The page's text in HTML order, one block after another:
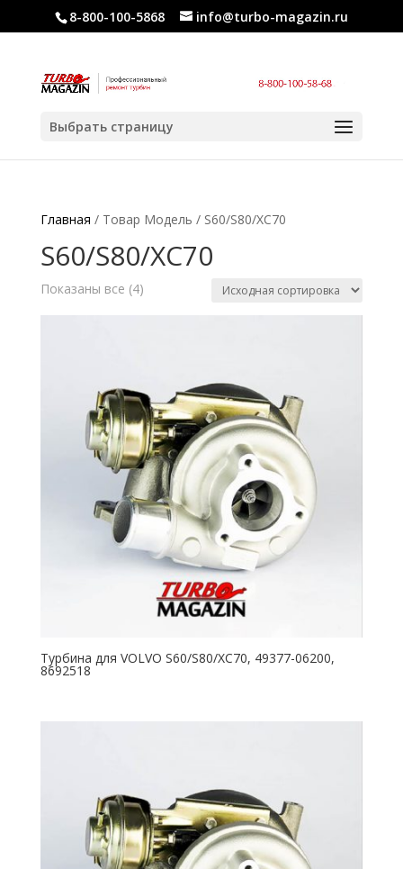
8-800-100-5868 info@turbo-magazin.ru
Выбрать страницу
Главная / Товар Модель / S60/S80/XC70
S60/S80/XC70
Показаны все (4)
Турбина для VOLVO S60/S80/XC70, 49377-06200,
8692518